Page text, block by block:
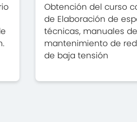
Obtención del curso
de Elaboración de
técnicas, manuales
mantenimiento de
de baja tensión